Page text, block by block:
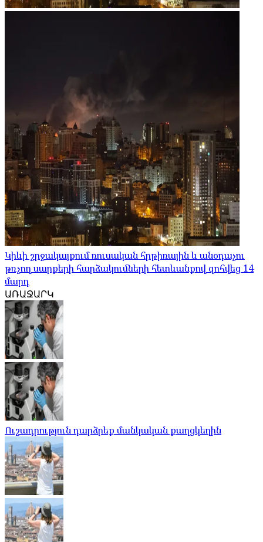
Կիևի շրջակայքում ռուսական հրթիռային և անօդաչու
թռչող սարքերի հարձակումների հետևանքով զոհվեց 14
մարդ
ԱՌԱՋԱՐԿ
Ուշադրություն դարձրեք մանկական քաղցկեղին